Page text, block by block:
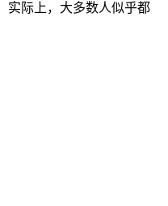
实际上，大多数人似乎都